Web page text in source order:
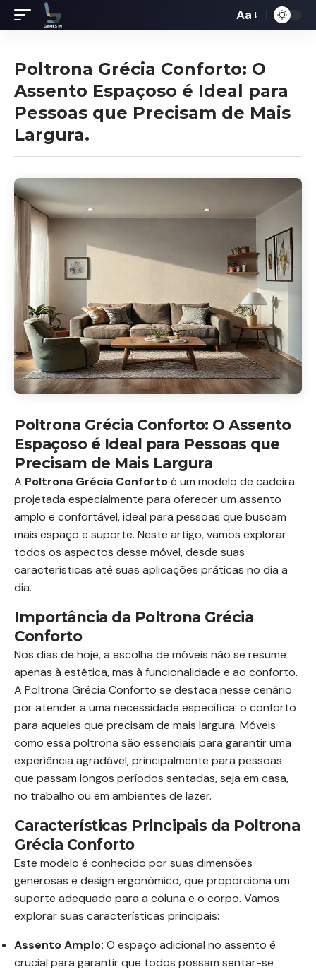
fontes
Aa
Poltrona Grécia Conforto: O
Assento Espaçoso é Ideal para
Pessoas que Precisam de Mais
Largura.
Poltrona Grécia Conforto: O Assento
Espaçoso é Ideal para Pessoas que
Precisam de Mais Largura
A Poltrona Grécia Confortoé um modelo de cadeira
projetada especialmente para oferecer um assento
amplo e confortável, ideal para pessoas que buscam
mais espaço e suporte. Neste artigo, vamos explorar
todos os aspectos desse móvel, desde suas
características até suas aplicações práticas no dia a
dia.
Importância da Poltrona Grécia
Conforto
Nos dias de hoje, a escolha de móveis não se resume
apenas à estética, mas à funcionalidade e ao conforto.
A Poltrona Grécia Conforto se destaca nesse cenário
por atender a uma necessidade específica: o conforto
para aqueles que precisam de mais largura. Móveis
como essa poltrona são essenciais para garantir uma
experiência agradável, principalmente para pessoas
que passam longos períodos sentadas, seja em casa,
no trabalho ou em ambientes de lazer.
Características Principais da Poltrona
Grécia Conforto
Este modelo é conhecido por suas dimensões
generosas e design ergonômico, que proporciona um
suporte adequado para a coluna e o corpo. Vamos
explorar suas características principais:
Assento Amplo: O espaço adicional no assento é
crucial para garantir que todos possam sentar-se